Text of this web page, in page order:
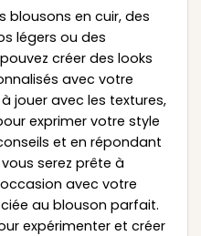
blousons en cuir, des
légers ou des
créer des looks
avec votre
jouer avec les textures,
exprimer votre style
et en répondant
serez prête à
avec votre
au blouson parfait.
expérimenter et créer